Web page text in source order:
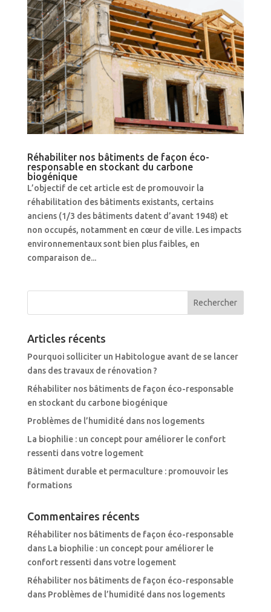
Réhabiliter nos bâtiments de façon éco-
responsable en stockant du carbone
biogénique
L’objectif de cet article est de promouvoir la
réhabilitation des bâtiments existants, certains
anciens (1/3 des bâtiments datent d’avant 1948) et
non occupés, notamment en cœur de ville. Les impacts
environnementaux sont bien plus faibles, en
comparaison de...
Articles récents
Pourquoi solliciter un Habitologue avant de se lancer
dans des travaux de rénovation ?
Réhabiliter nos bâtiments de façon éco-responsable
en stockant du carbone biogénique
Problèmes de l’humidité dans nos logements
La biophilie : un concept pour améliorer le confort
ressenti dans votre logement
Bâtiment durable et permaculture : promouvoir les
formations
Commentaires récents
Réhabiliter nos bâtiments de façon éco-responsable
dans La biophilie : un concept pour améliorer le
confort ressenti dans votre logement
Réhabiliter nos bâtiments de façon éco-responsable
dans Problèmes de l’humidité dans nos logements